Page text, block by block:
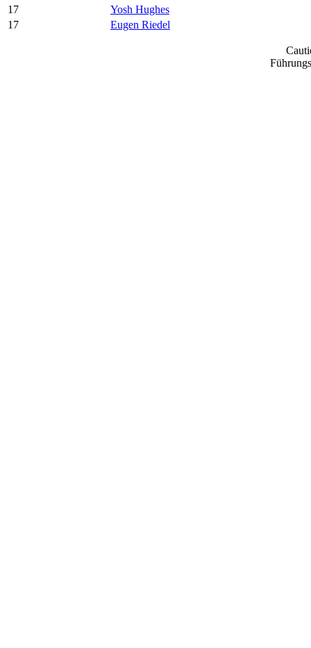
17
Yosh Hughes
17
Eugen Riedel